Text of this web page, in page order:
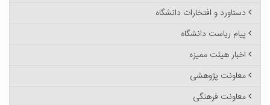
دستاورد و افتخارات دانشگاه
پیام ریاست دانشگاه
اخبار هیئت ممیزه
معاونت پژوهشی
معاونت فرهنگی